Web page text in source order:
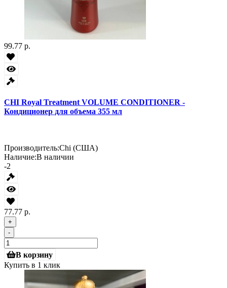
99.77 р.
CHI Royal Treatment VOLUME CONDITIONER -
Кондиционер для объема 355 мл
Производитель:Chi (США)
Наличие:В наличии
-2
77.77 р.
+
-
В корзину
Купить в 1 клик